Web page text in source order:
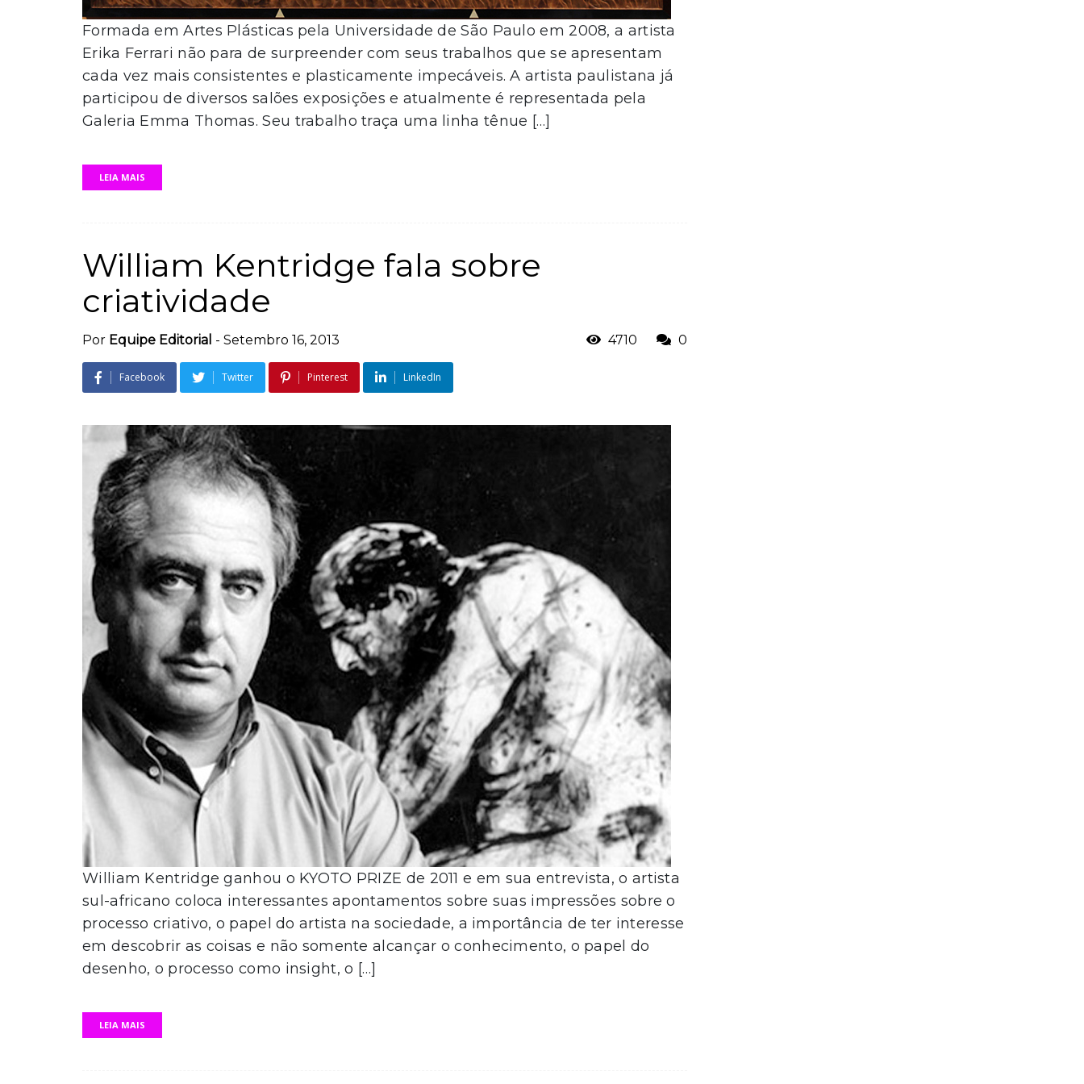
Formada em Artes Plásticas pela Universidade de São Paulo em 2008, a artista
Erika Ferrari não para de surpreender com seus trabalhos que se apresentam
cada vez mais consistentes e plasticamente impecáveis. A artista paulistana já
participou de diversos salões exposições e atualmente é representada pela
Galeria Emma Thomas. Seu trabalho traça uma linha tênue […]
LEIA MAIS
William Kentridge fala sobre
criatividade
Por Equipe Editorial - Setembro 16, 2013 4710 0
Facebook Twitter Pinterest LinkedIn
William Kentridge ganhou o KYOTO PRIZE de 2011 e em sua entrevista, o artista
sul-africano coloca interessantes apontamentos sobre suas impressões sobre o
processo criativo, o papel do artista na sociedade, a importância de ter interesse
em descobrir as coisas e não somente alcançar o conhecimento, o papel do
desenho, o processo como insight, o […]
LEIA MAIS